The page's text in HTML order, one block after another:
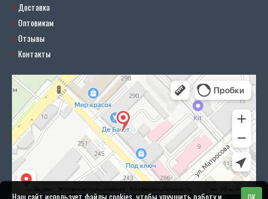
Доставка
Оптовикам
Отзывы
Контакты
Наш сайт использует файлы cookies, чтобы улучшить работу и